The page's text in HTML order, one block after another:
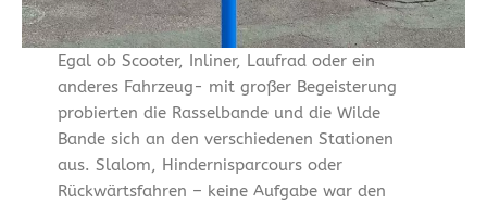
Egal ob Scooter, Inliner, Laufrad oder ein
anderes Fahrzeug- mit großer Begeisterung
probierten die Rasselbande und die Wilde
Bande sich an den verschiedenen Stationen
aus. Slalom, Hindernisparcours oder
Rückwärtsfahren – keine Aufgabe war den